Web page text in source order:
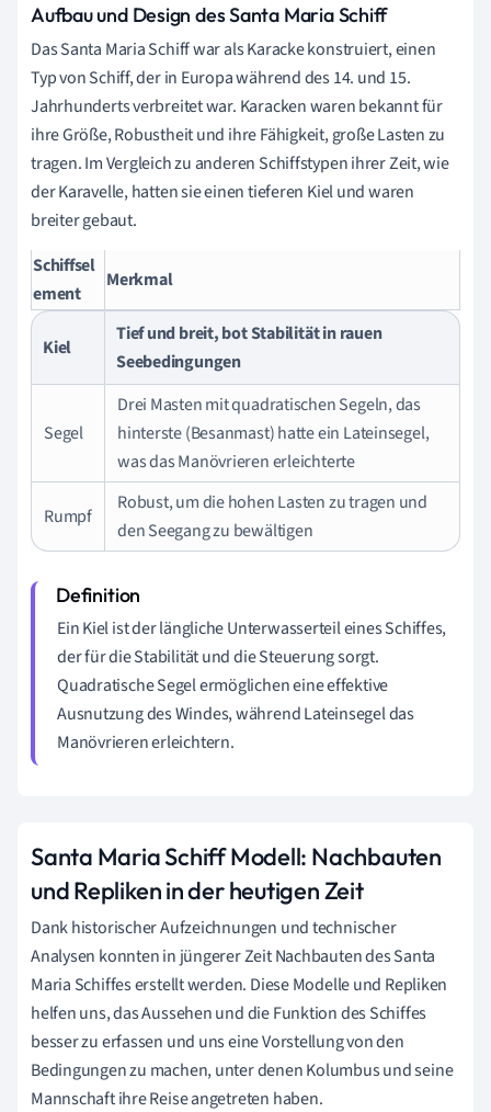
Aufbau und Design des Santa Maria Schiff
Das Santa Maria Schiff war als Karacke konstruiert, einen
Typ von Schiff, der in Europa während des 14. und 15.
Jahrhunderts verbreitet war. Karacken waren bekannt für
ihre Größe, Robustheit und ihre Fähigkeit, große Lasten zu
tragen. Im Vergleich zu anderen Schiffstypen ihrer Zeit, wie
der Karavelle, hatten sie einen tieferen Kiel und waren
breiter gebaut.
Schiffsel
ement
Merkmal
Kiel
Tief und breit, bot Stabilität in rauen
Seebedingungen
Segel
Drei Masten mit quadratischen Segeln, das
hinterste (Besanmast) hatte ein Lateinsegel,
was das Manövrieren erleichterte
Rumpf
Robust, um die hohen Lasten zu tragen und
den Seegang zu bewältigen
Ein Kiel ist der längliche Unterwasserteil eines Schiffes,
der für die Stabilität und die Steuerung sorgt.
Quadratische Segel ermöglichen eine effektive
Ausnutzung des Windes, während Lateinsegel das
Manövrieren erleichtern.
Santa Maria Schiff Modell: Nachbauten
und Repliken in der heutigen Zeit
Dank historischer Aufzeichnungen und technischer
Analysen konnten in jüngerer Zeit Nachbauten des Santa
Maria Schiffes erstellt werden. Diese Modelle und Repliken
helfen uns, das Aussehen und die Funktion des Schiffes
besser zu erfassen und uns eine Vorstellung von den
Bedingungen zu machen, unter denen Kolumbus und seine
Mannschaft ihre Reise angetreten haben.